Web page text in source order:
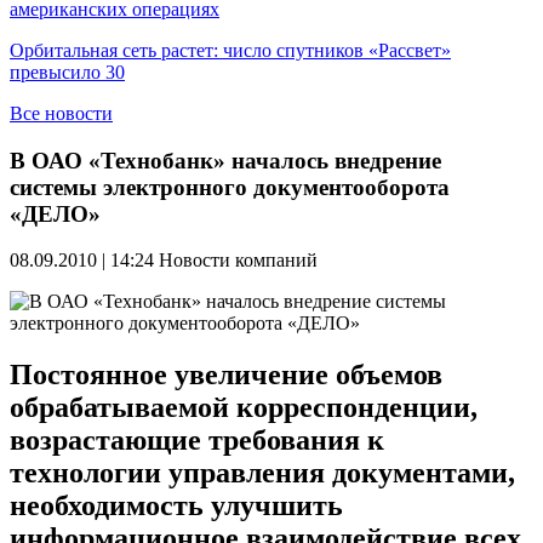
американских операциях
Орбитальная сеть растет: число спутников «Рассвет»
превысило 30
Все новости
В ОАО «Технобанк» началось внедрение
системы электронного документооборота
«ДЕЛО»
08.09.2010 | 14:24 Новости компаний
Постоянное увеличение объемов
обрабатываемой корреспонденции,
возрастающие требования к
технологии управления документами,
необходимость улучшить